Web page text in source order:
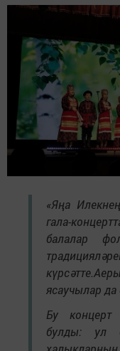
«Яңа
гала-
балалар
ясаучылар
Бу концерт
булды: ул